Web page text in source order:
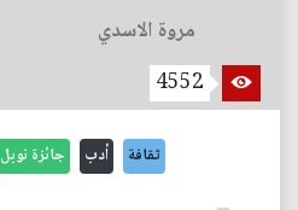
مروة الاسدي
4552
ثقافة أدب جائزة نوبل